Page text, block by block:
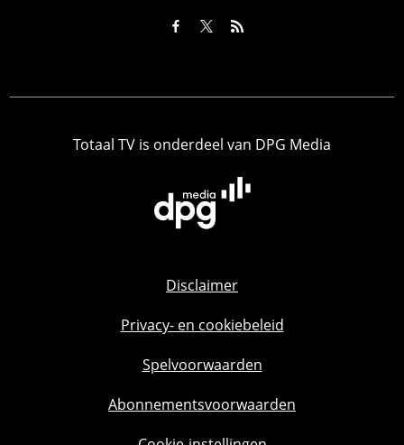
Totaal TV is onderdeel van DPG Media
Disclaimer
Privacy- en cookiebeleid
Spelvoorwaarden
Abonnementsvoorwaarden